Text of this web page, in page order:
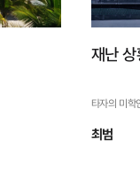
재난
타자의 미학
최범